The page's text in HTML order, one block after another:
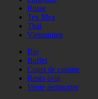
Russe
Tex Mex
Thaï
Vietnamien
Bio
Buffet
Cours de cuisine
Resto àvin
Vente àemporter